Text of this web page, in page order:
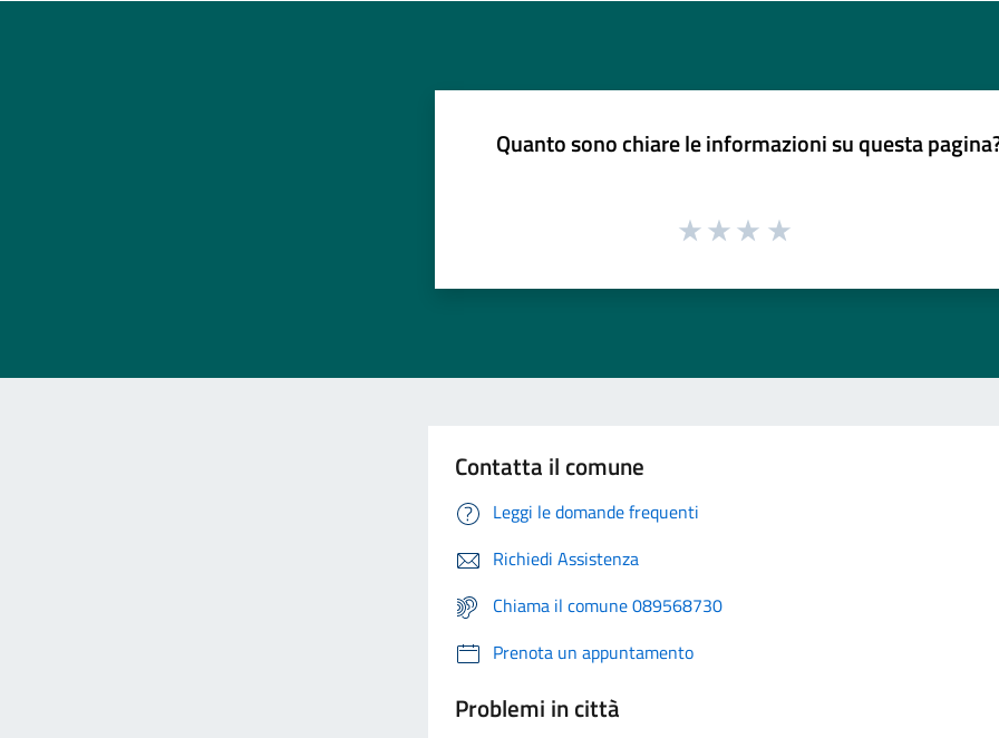
Quanto sono chiare le informazioni su questa
Contatta il comune
Leggi le domande frequenti
Richiedi Assistenza
Chiama il comune 089568730
Prenota un appuntamento
Problemi in città